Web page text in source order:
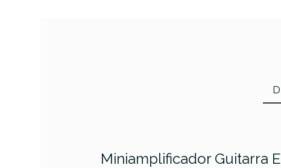
Miniamplificador Guitarra